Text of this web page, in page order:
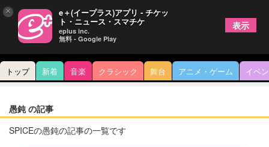
トップ 新着 音楽 クラシック 舞台 アニメ・ゲーム イベ
愚鈍 の記事
SPICEの愚鈍の記事の一覧です
× e＋(イープラス)アプリ - チケッ
ト・ニュース・スマチケ
eplus inc.
無料 - Google Play
表示